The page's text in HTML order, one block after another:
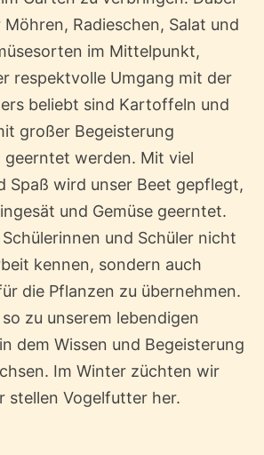
Radieschen, Salat und
im Mittelpunkt,
respektvolle Umgang mit der
beliebt sind Kartoffeln und
großer Begeisterung
werden. Mit viel
Spaß wird unser Beet gepflegt,
und Gemüse geerntet.
und Schüler nicht
kennen, sondern auch
die Pflanzen zu übernehmen.
zu unserem lebendigen
dem Wissen und Begeisterung
Im Winter züchten wir
stellen Vogelfutter her.